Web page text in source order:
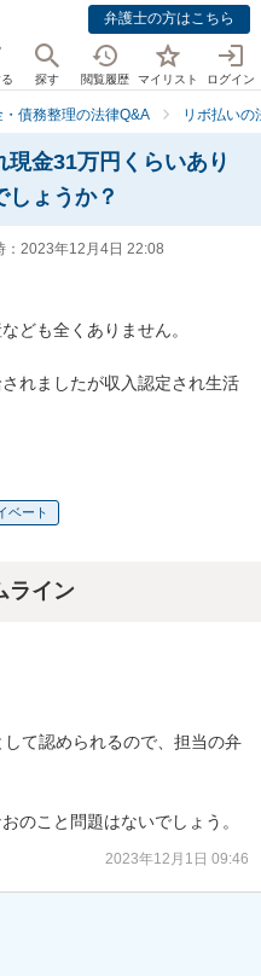
弁護士の方はこちら
探す 閲覧履歴 マイリスト ログイン
・債務整理の法律Q&A リボ払いの
金31万円くらいあり
しょうか？
2023年12月4日 22:08
ども全くありません。
れましたが収入認定され生活
ベート
ライン
て認められるので、担当の弁
のこと問題はないでしょう。
2023年12月1日 09:46